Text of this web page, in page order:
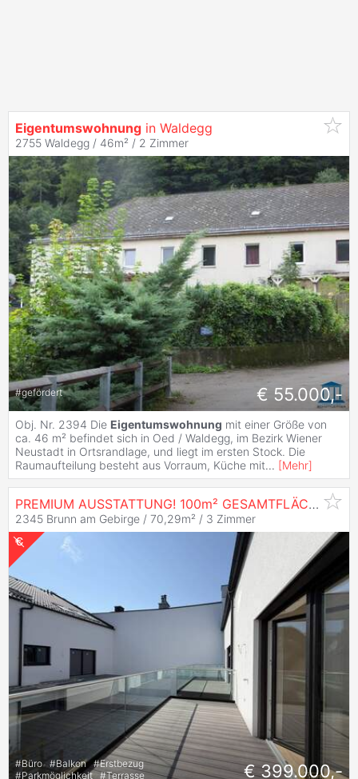
Eigentumswohnung in Waldegg
2755 Waldegg / 46m² / 2 Zimmer
#gefördert € 55.000,-
Obj. Nr. 2394 Die Eigentumswohnung mit einer Größe von
ca. 46 m² befindet sich in Oed / Waldegg, im Bezirk Wiener
Neustadt in Ortsrandlage, und liegt im ersten Stock. Die
Raumaufteilung besteht aus Vorraum, Küche mit... [Mehr]
PREMIUM AUSSTATTUNG! 100m² GESAMTFLÄCHE! 3-ZIMMER-
2345 Brunn am Gebirge / 70,29m² / 3 Zimmer
#Büro #Balkon #Erstbezug
#Parkmöglichkeit #Terrasse € 399.000,-